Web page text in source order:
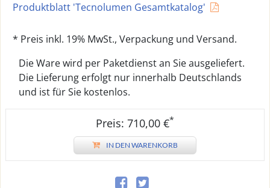
Produktblatt 'Tecnolumen Gesamtkatalog'
* Preis inkl. 19% MwSt., Verpackung und Versand.
Die Ware wird per Paketdienst an Sie ausgeliefert.
Die Lieferung erfolgt nur innerhalb Deutschlands
und ist für Sie kostenlos.
Preis: 710,00 €*
IN DEN WARENKORB